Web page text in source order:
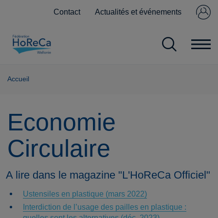
Contact Actualités et événements
membre ?
Accueil
Economie
Circulaire
A lire dans le magazine "L'HoReCa Officiel"
Ustensiles en plastique (mars 2022)
Interdiction de l’usage des pailles en plastique :